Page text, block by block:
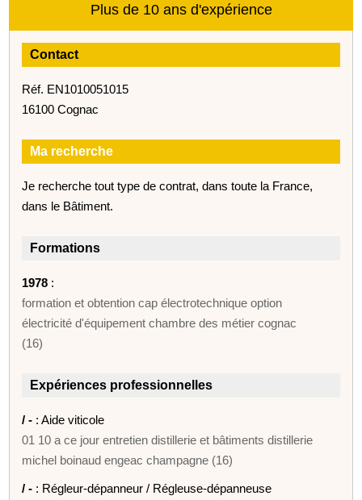
Plus de 10 ans d'expérience
Contact
Réf. EN1010051015
16100 Cognac
Ma recherche
Je recherche tout type de contrat, dans toute la France,
dans le Bâtiment.
Formations
1978 :
formation et obtention cap électrotechnique option
électricité d'équipement chambre des métier cognac
(16)
Expériences professionnelles
/ - : Aide viticole
01 10 a ce jour entretien distillerie et bâtiments distillerie
michel boinaud engeac champagne (16)
/ - : Régleur-dépanneur / Régleuse-dépanneuse